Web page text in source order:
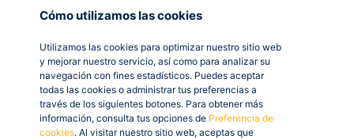
Cómo utilizamos las cookies
Utilizamos las cookies para optimizar nuestro sitio web
y mejorar nuestro servicio, así como para analizar su
navegación con fines estadísticos. Puedes aceptar
todas las cookies o administrar tus preferencias a
través de los siguientes botones. Para obtener más
información, consulta tus opciones de Preferencia de
cookies. Al visitar nuestro sitio web, aceptas que